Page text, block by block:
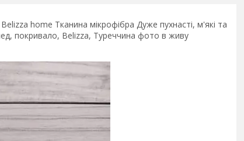
home Тканина мікрофібра Дуже пухнасті, м'які та
покривало, Belizza, Туреччина фото в живу